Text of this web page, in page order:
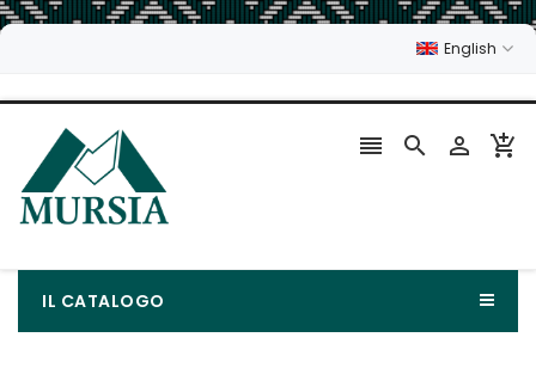
English
   
IL CATALOGO